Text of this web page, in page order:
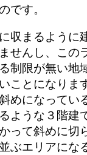
です。
収まるように
せんし、この
制限が無い地
ことになりま
めになってい
ような３階建
って斜めに切
ぶエリアにな